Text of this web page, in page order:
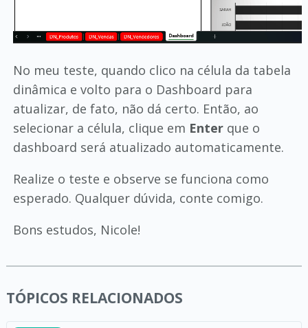
No meu teste, quando clico na célula da tabela
dinâmica e volto para o Dashboard para
atualizar, de fato, não dá certo. Então, ao
selecionar a célula, clique em Enterque o
dashboard será atualizado automaticamente.
Realize o teste e observe se funciona como
esperado. Qualquer dúvida, conte comigo.
Bons estudos, Nicole!
TÓPICOS RELACIONADOS